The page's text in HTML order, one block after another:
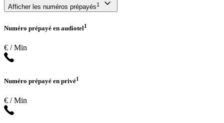
Afficher les numéros prépayés1
Numéro prépayé en audiotel1
€ / Min
Numéro prépayé en privé1
€ / Min